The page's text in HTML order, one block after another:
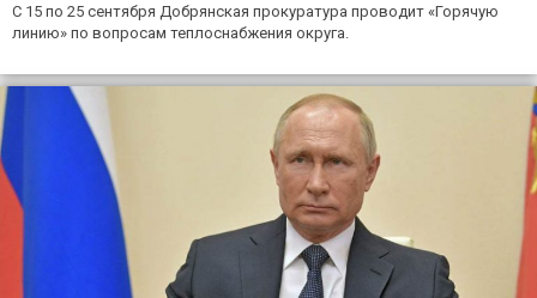
С 15 по 25 сентября Добрянская прокуратура проводит «Горячую
линию» по вопросам теплоснабжения округа.